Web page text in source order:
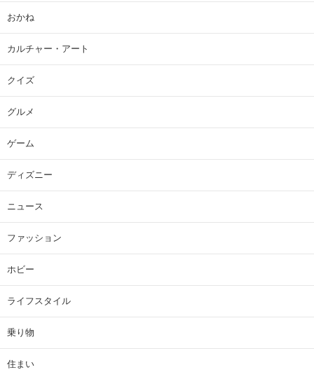
おかね
カルチャー・アート
クイズ
グルメ
ゲーム
ディズニー
ニュース
ファッション
ホビー
ライフスタイル
乗り物
住まい